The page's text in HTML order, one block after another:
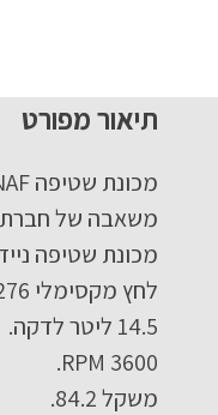
תיאור מפורט
מכונת שטיפה KARNAF מנוע בנזין 276BAR הנעה ידנית חשמלית – מבית לוירון.
משאבה של חברת ANNOVI REVERBERI.
מכונת שטיפה ניידת
לחץ מקסימלי 276 BAR.
14.5 ליטר לדקה.
3600 RPM.
משקל 84.2.